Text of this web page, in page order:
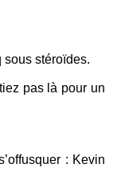
sous stéroïdes.
pas là pour un
: Kevin